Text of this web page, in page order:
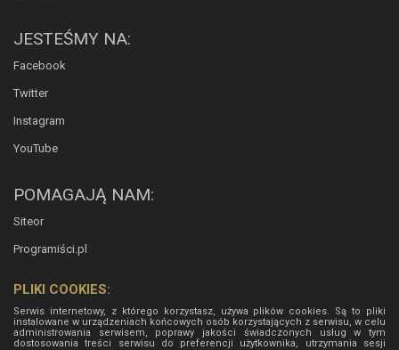
JESTEŚMY NA:
Facebook
Twitter
Instagram
YouTube
POMAGAJĄ NAM:
Siteor
Programiści.pl
PLIKI COOKIES:
Serwis internetowy, z którego korzystasz, używa plików cookies. Są to pliki
instalowane w urządzeniach końcowych osób korzystających z serwisu, w celu
administrowania serwisem, poprawy jakości świadczonych usług w tym
dostosowania treści serwisu do preferencji użytkownika, utrzymania sesji